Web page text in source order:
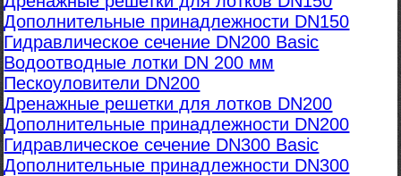
Дополнительные принадлежности DN150
Гидравлическое сечение DN200 Basic
Водоотводные лотки DN 200 мм
Пескоуловители DN200
Дренажные решетки для лотков DN200
Дополнительные принадлежности DN200
Гидравлическое сечение DN300 Basic
Дополнительные принадлежности DN300